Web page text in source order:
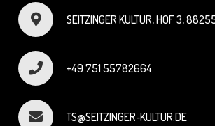
SEITZINGER KULTUR, HOF 3,
+49 751 55782664
TS@SEITZINGER-KULTUR.DE